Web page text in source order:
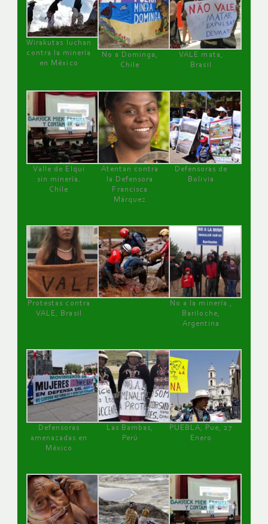
Wirakutas luchan
contra la minería
en México
No a Dominga,
Chile
VALE mata,
Brasil
Valle de Elqui
sin minería.
Chile
Atentan contra
la Defensora
Francisca
Márquez
Defensoras de
Bolivia
Protestas contra
VALE, Brasil
No a la minería ,
Bariloche,
Argentina
Defensoras
amenazadas en
México
Las Bambas,
Perú
PUEBLA, Pue, 27
Enero